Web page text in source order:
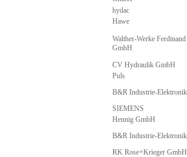
hydac
Hawe
Walther-Werke
GmbH
CV Hydraulik GmbH
Puls
B&R Industrie-
SIEMENS
Hennig GmbH
B&R Industrie-
RK Rose+Krieger GmbH